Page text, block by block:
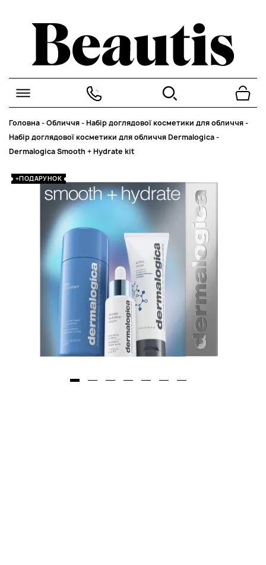
Головна-Обличчя-Набір доглядової косметики для обличчя-
Набір доглядової косметики для обличчя Dermalogica-
Dermalogica Smooth + Hydrate kit
+ПОДАРУНОК